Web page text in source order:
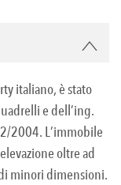
italiano, è stato
e dell’ing.
2004. L’immobile
oltre ad
minori dimensioni.